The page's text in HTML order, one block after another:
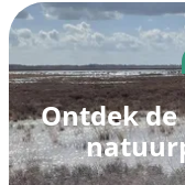
Ontdek